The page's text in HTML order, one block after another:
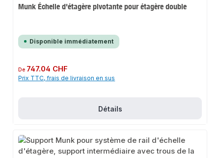
Munk Échelle d'étagère pivotante pour étagère double
Disponible immédiatement
Prix régulier :
De 747.04 CHF
Prix TTC, frais de livraison en sus
Détails